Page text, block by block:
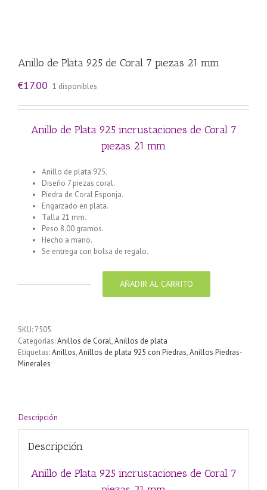
Anillo de Plata 925 de Coral 7 piezas 21 mm
€17.00 1 disponibles
Anillo de Plata 925 incrustaciones de Coral 7
piezas 21 mm
Anillo de plata 925.
Diseño 7 piezas coral.
Piedra de Coral Esponja.
Engarzado en plata.
Talla 21 mm.
Peso 8.00 gramos.
Hecho a mano.
Se entrega con bolsa de regalo.
Coral
7
AÑADIR AL CARRITO
SKU: 7505
Categorías:Anillos de Coral,Anillos de plata
Etiquetas:Anillos,Anillos de plata 925 con Piedras,Anillos Piedras-
Minerales
Descripción
Descripción
Anillo de Plata 925 incrustaciones de Coral 7